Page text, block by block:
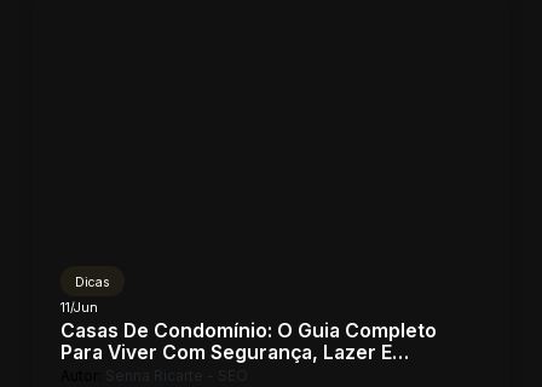
Dicas
11/Jun
Casas De Condomínio: O Guia Completo
Para Viver Com Segurança, Lazer E
Qualidade De Vida
Senna Ricarte - SEO